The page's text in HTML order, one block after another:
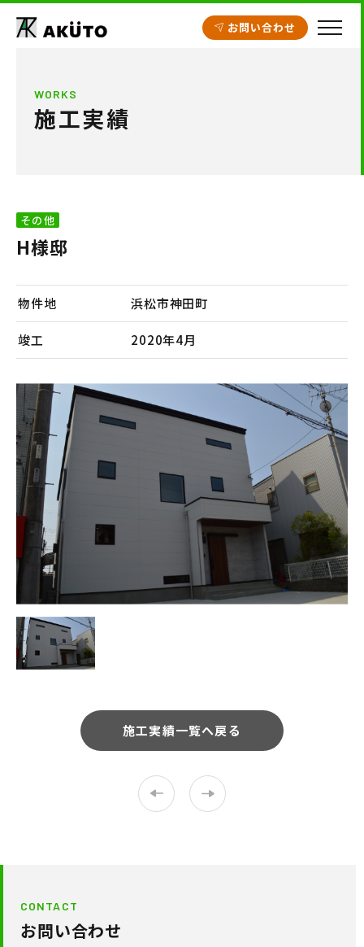
お問い合わせ
アクト建設の設計
クリニック開業支援
商業施設
賃貸住宅
不動産情報
メンテナンス
採用情報
お知らせ
公式Instagram
お問い合わせ
お電話でのお問い合わせ【受付時間】9:00〜17:00
053-445-4350
WORKS
施工実績
その他
H様邸
物件地 浜松市神田町
竣工 2020年4月
施工実績一覧へ戻る
CONTACT
お問い合わせ